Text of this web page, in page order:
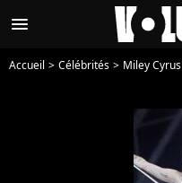
menu
Accueil Célébrités Miley Cyrus